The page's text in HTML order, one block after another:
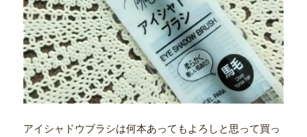
アイシャドウブラシは何本あってもよろしと思って買っ